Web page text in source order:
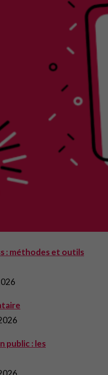
: méthodes et outils
public : les